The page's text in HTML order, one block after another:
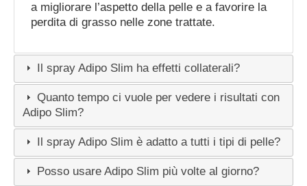
a migliorare l’aspetto della pelle e a favorire la
perdita di grasso nelle zone trattate.
Il spray Adipo Slim ha effetti collaterali?
Quanto tempo ci vuole per vedere i risultati con
Adipo Slim?
Il spray Adipo Slim è adatto a tutti i tipi di pelle?
Posso usare Adipo Slim più volte al giorno?